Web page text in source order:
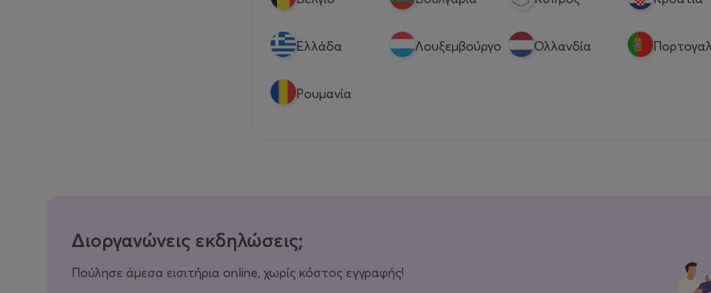
Eλλάδα Λουξεμβούργο Ολλανδία
Ρουμανία
Διοργανώνεις εκδηλώσεις;
Πούλησε άμεσα εισιτήρια online, χωρίς κόστος εγγραφής!